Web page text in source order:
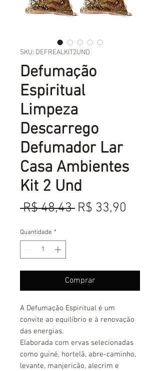
SKU: DEFREALKIT2UND
Defumação
Espiritual
Limpeza
Descarrego
Defumador Lar
Casa Ambientes
Kit 2 Und
R$ 48,43 Preço
R$ 33,90
Quantidade *
Comprar
A Defumação Espiritual é um
convite ao equilíbrio e à renovação
das energias.
Elaborada com ervas selecionadas
como guiné, hortelã, abre-caminho,
levante, manjericão, alecrim e